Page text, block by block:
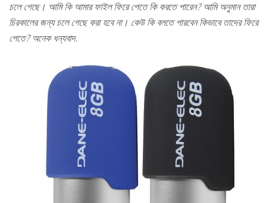
চলে গেছে। আমি কি আমার ফাইল ফিরে পেতে কি করতে পারেন? আমি অনুমান তারা
চিরকালের জন্য চলে গেছে করা হবে না। কেউ কি বলতে পারবেন কিভাবে তাদের ফিরে
পেতে? অনেক ধন্যবাদ.